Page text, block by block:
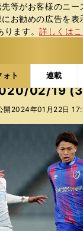
等がお客様のニー
お勧めの広告を表
ります。詳しくはこ
ォト 連載
コラムフォト
02/19
開 2024年01月22日